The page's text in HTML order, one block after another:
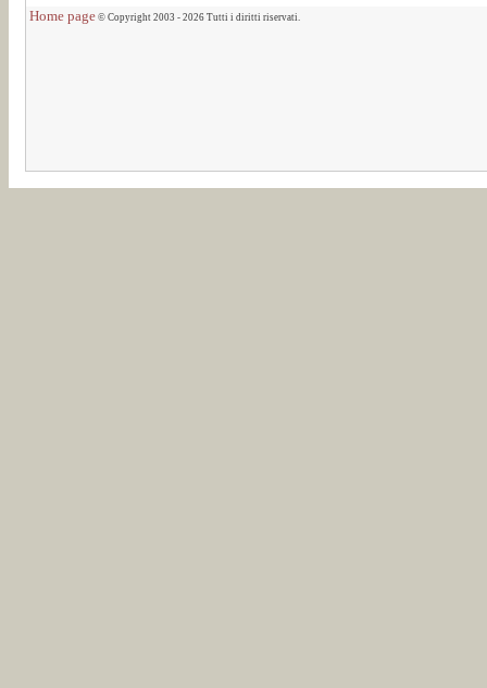
Home page © Copyright 2003 - 2026 Tutti i diritti riservati.